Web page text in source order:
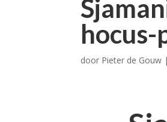
hocus-
door Pieter de Gouw |